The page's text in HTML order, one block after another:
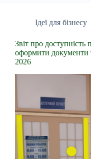
Ідеї для бізнесу
Звіт про
оформити документи
2026